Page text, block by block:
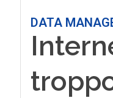
DATA